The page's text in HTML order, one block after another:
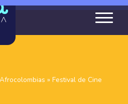
Afrocolombias » Festival de Cine